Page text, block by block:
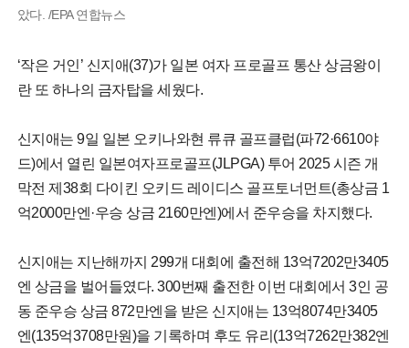
았다. /EPA 연합뉴스
‘작은 거인’ 신지애(37)가 일본 여자 프로골프 통산 상금왕이
란 또 하나의 금자탑을 세웠다.
신지애는 9일 일본 오키나와현 류큐 골프클럽(파72·6610야
드)에서 열린 일본여자프로골프(JLPGA) 투어 2025 시즌 개
막전 제38회 다이킨 오키드 레이디스 골프토너먼트(총상금 1
억2000만엔·우승 상금 2160만엔)에서 준우승을 차지했다.
신지애는 지난해까지 299개 대회에 출전해 13억7202만3405
엔 상금을 벌어들였다. 300번째 출전한 이번 대회에서 3인 공
동 준우승 상금 872만엔을 받은 신지애는 13억8074만3405
엔(135억3708만원)을 기록하며 후도 유리(13억7262만382엔